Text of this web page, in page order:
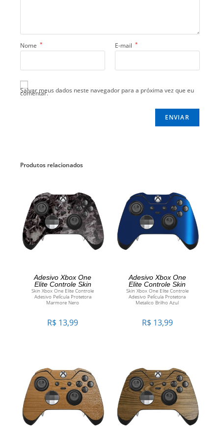
Nome * E-mail *
Salvar meus dados neste navegador para a próxima vez que eu
comentar.
Produtos relacionados
ADICIONAR AO
CARRINHO
Adesivo Xbox One
Elite Controle Skin
Skin Xbox One Elite Controle
Adesivo Película Protetora
Marmore Nero
R$ 13,99
ADICIONAR AO
CARRINHO
Adesivo Xbox One
Elite Controle Skin
Skin Xbox One Elite Controle
Adesivo Película Protetora
Metalico Brilho Azul
R$ 13,99